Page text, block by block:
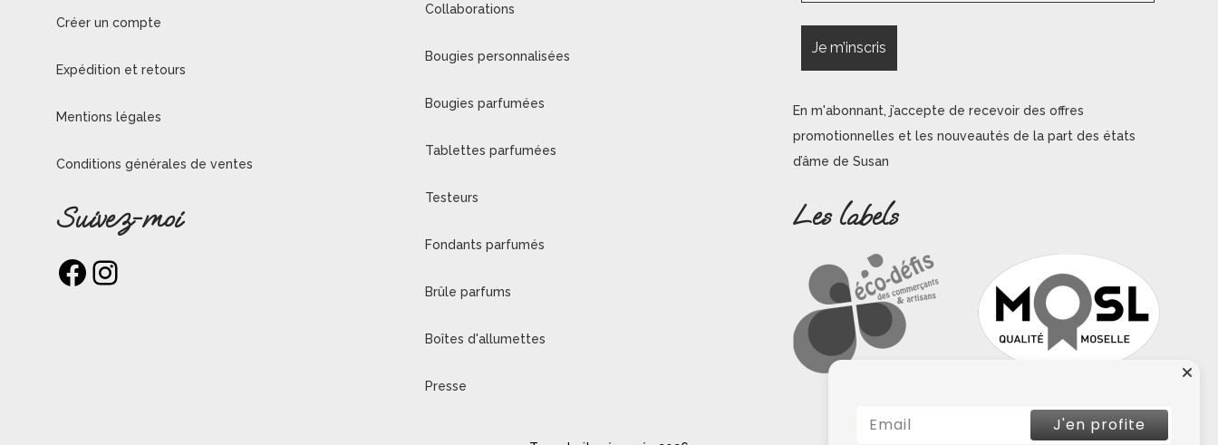
Créer un compte
Expédition et retours
Mentions légales
Conditions générales de ventes
Suivez-moi
Facebook Instagram
Collaborations
Bougies personnalisées
Bougies parfumées
Tablettes parfumées
Testeurs
Fondants parfumés
Brûle parfums
Boîtes d'allumettes
Presse
En m'abonnant, j’accepte de recevoir des offres
promotionnelles et les nouveautés de la part des états
d’âme de Susan
Les labels
J'en profite